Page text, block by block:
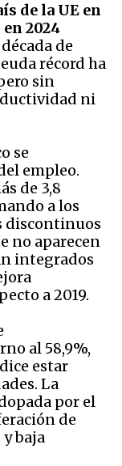
de la UE en
2024
de
récord ha
sin
ni
se
empleo.
de 3,8
a los
discontinuos
no aparecen
integrados
a 2019.
al 58,9%,
estar
La
por el
de
baja